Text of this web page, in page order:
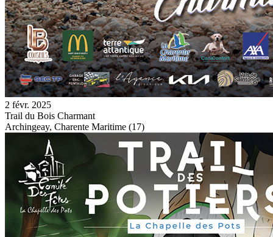
2 févr. 2025
Trail du Bois Charmant
Archingeay, Charente Maritime (17)